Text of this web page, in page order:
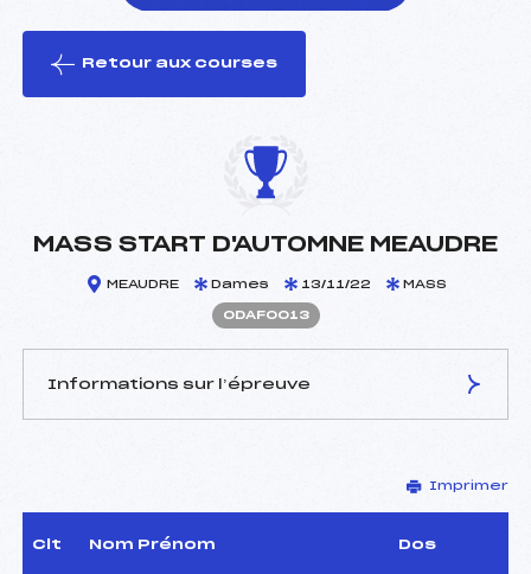
le ski
Retour aux courses
MASS START D'AUTOMNE MEAUDRE
MEAUDRE Dames 13/11/22 MASS
ODAF0013
Informations sur l’épreuve
ANDREANI DAMIEN (DA)
D.T Adjoint :
–
Dir. Epreuve :
GAILLARD LILIAN (DA)
Imprimer
Clt Nom Prénom Dos